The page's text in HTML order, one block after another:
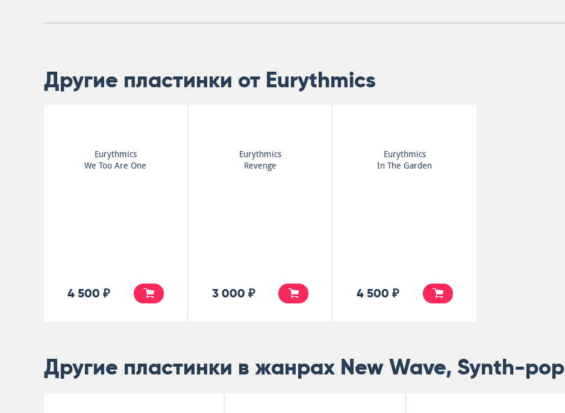
Другие пластинки от Eurythmics
Eurythmics
We Too Are One
4 500 ₽
Eurythmics
Revenge
3 000 ₽
Eurythmics
In The Garden
4 500 ₽
Другие пластинки в жанрах New Wave, Synth-pop